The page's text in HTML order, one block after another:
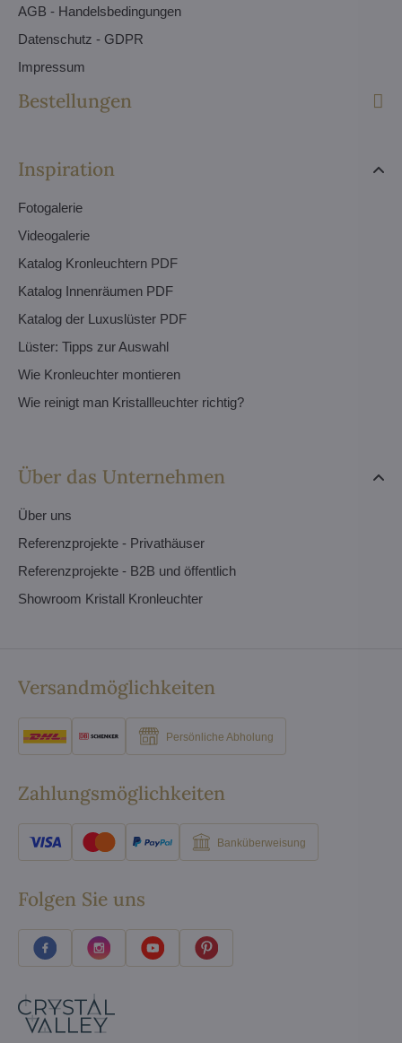
AGB - Handelsbedingungen
Datenschutz - GDPR
Impressum
Bestellungen
Inspiration
Fotogalerie
Videogalerie
Katalog Kronleuchtern PDF
Katalog Innenräumen PDF
Katalog der Luxuslüster PDF
Lüster: Tipps zur Auswahl
Wie Kronleuchter montieren
Wie reinigt man Kristallleuchter richtig?
Über das Unternehmen
Über uns
Referenzprojekte - Privathäuser
Referenzprojekte - B2B und öffentlich
Showroom Kristall Kronleuchter
Versandmöglichkeiten
Persönliche Abholung
Zahlungsmöglichkeiten
Banküberweisung
Folgen Sie uns